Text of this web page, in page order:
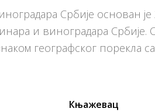
Србије основан је
и виноградара
географског порекла
Књажевац